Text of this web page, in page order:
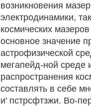
возникновения
электродинамики,
космических
основное значение
астрофизической
мегапейд-ной среде
распространения
составлять в себе
и' пстрсфтзжи. Во-